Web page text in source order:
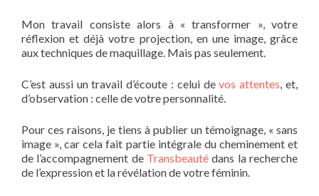
Mon travail consiste alors à « transformer », votre
réflexion et déjà votre projection, en une image, grâce
aux techniques de maquillage. Mais pas seulement.
C’est aussi un travail d’écoute : celui devos attentes, et,
d’observation : celle de votre personnalité.
Pour ces raisons, je tiens à publier un témoignage, « sans
image », car cela fait partie intégrale du cheminement et
de l’accompagnement de Transbeauté dans la recherche
de l’expression et la révélation de votre féminin.